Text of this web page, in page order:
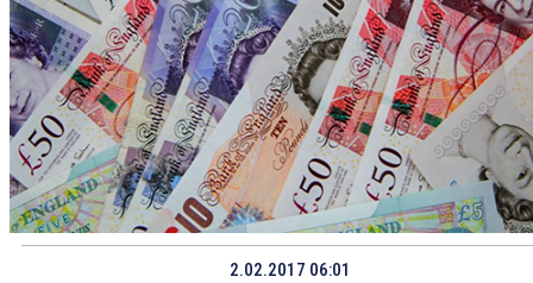
2.02.2017 06:01